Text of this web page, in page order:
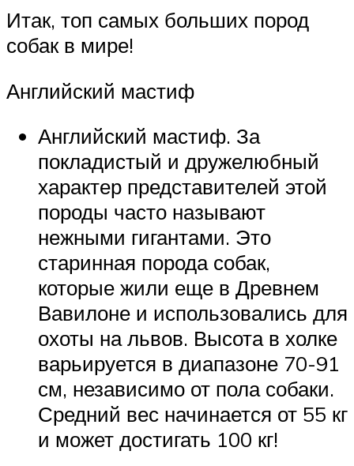
Итак, топ самых больших пород
собак в мире!
Английский мастиф
Английский мастиф. За
покладистый и дружелюбный
характер представителей этой
породы часто называют
нежными гигантами. Это
старинная порода собак,
которые жили еще в Древнем
Вавилоне и использовались для
охоты на львов. Высота в холке
варьируется в диапазоне 70-91
см, независимо от пола собаки.
Средний вес начинается от 55 кг
и может достигать 100 кг!